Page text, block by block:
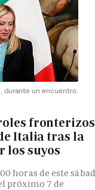
durante un encuentro.
fronterizos
Italia tras la
los suyos
horas de este
próximo 7 de